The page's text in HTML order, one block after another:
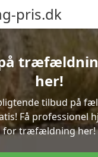
pris.dk
her!
tilbud på
Få professionel
for træfældning her!